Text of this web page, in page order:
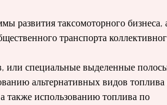
раз­вития таксомоторного бизнеса,
транс­порта
или специальные выделенные
альтернативных видов то­плива
также использованию то­плива по